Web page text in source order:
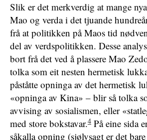
Slik er det merkverdig at mange
Mao og verda i det tjuande
frå at politikken på Maos tid
del av verdspolitikken. Desse
bort frå det ved å plassere Mao
tolka som eit nesten hermetisk
påståtte opninga av det hermetisk
«opninga av Kina» – blir så tolka
avvising av sosialismen, eller
med store bokstavar.4 På eine sida
såkalla opning (sjølvsagt er det